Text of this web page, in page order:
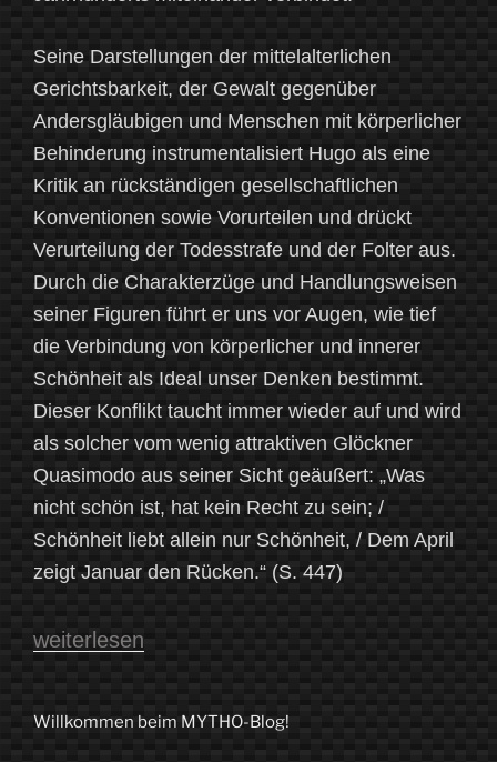
Seine Darstellungen der mittelalterlichen
Gerichtsbarkeit, der Gewalt gegenüber
Andersgläubigen und Menschen mit körperlicher
Behinderung instrumentalisiert Hugo als eine
Kritik an rückständigen gesellschaftlichen
Konventionen sowie Vorurteilen und drückt
Verurteilung der Todesstrafe und der Folter aus.
Durch die Charakterzüge und Handlungsweisen
seiner Figuren führt er uns vor Augen, wie tief
die Verbindung von körperlicher und innerer
Schönheit als Ideal unser Denken bestimmt.
Dieser Konflikt taucht immer wieder auf und wird
als solcher vom wenig attraktiven Glöckner
Quasimodo aus seiner Sicht geäußert: „Was
nicht schön ist, hat kein Recht zu sein; /
Schönheit liebt allein nur Schönheit, / Dem April
zeigt Januar den Rücken.“ (S. 447)
„Verhängnisvolle
und
weiterlesen
Willkommen beim MYTHO-Blog!